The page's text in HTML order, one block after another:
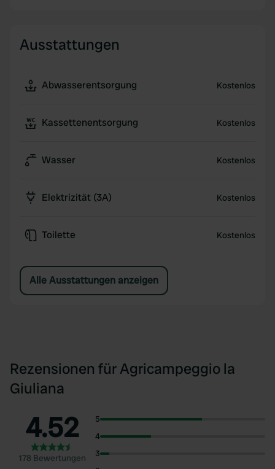
Ausstattungen
Abwasserentsorgung Kostenlos
Kassettenentsorgung Kostenlos
Wasser Kostenlos
Elektrizität (3A) Kostenlos
Toilette Kostenlos
Alle Ausstattungen anzeigen
Rezensionen für Agricampeggio la
Giuliana
4.52
178 Bewertungen
5
4
3